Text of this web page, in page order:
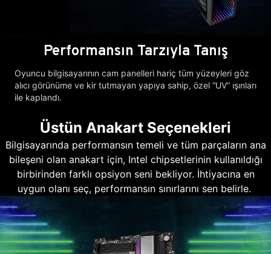
Performansın Tarzıyla Tanış
Oyuncu bilgisayarının cam panelleri hariç tüm yüzeyleri göz
alıcı görünüme ve kir tutmayan yapıya sahip, özel “UV” ışınları
ile kaplandı.
Üstün Anakart Seçenekleri
Bilgisayarında performansın temeli ve tüm parçaların ana
bileşeni olan anakart için, Intel chipsetlerinin kullanıldığı
birbirinden farklı opsiyon seni bekliyor. İhtiyacına en
uygun olanı seç, performansın sınırlarını sen belirle.